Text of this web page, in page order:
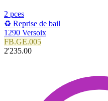
2 pces
♻️ Reprise de bail
1290 Versoix
FB.GE.005
2'235.00